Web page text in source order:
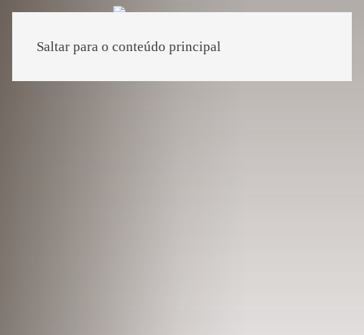
Saltar para o conteúdo principal